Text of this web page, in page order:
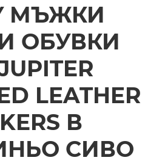
МЪЖКИ
ОБУВКИ
LEATHER
В
СИВО